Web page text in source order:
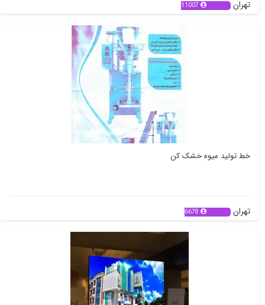
تهران 11007
خط تولید میوه خشک کن
تهران 6678